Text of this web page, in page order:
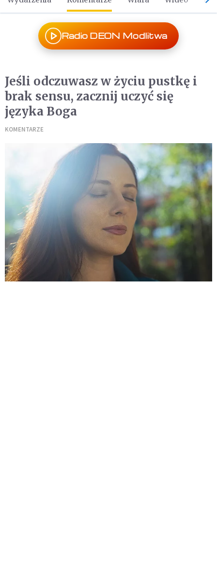
Radio DEON Modlitwa
Jeśli odczuwasz w życiu pustkę i
brak sensu, zacznij uczyć się
języka Boga
KOMENTARZE